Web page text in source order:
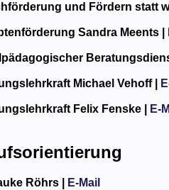
und Fördern statt
Sandra Meents |
Michael Vehoff |
Felix Fenske | E-
Röhrs | E-Mail